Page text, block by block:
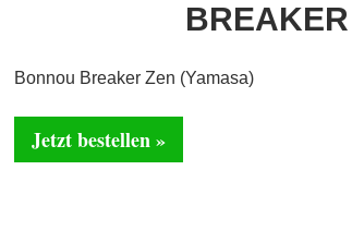
BREAKER
Bonnou Breaker Zen (Yamasa)
Jetzt bestellen »